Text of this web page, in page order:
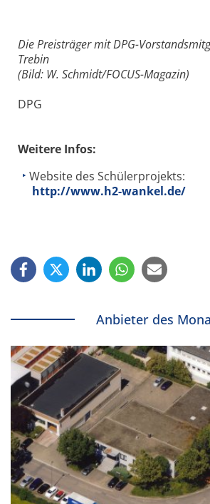
Die Preisträger mit DPG-
Trebin
(Bild: W. Schmidt/FOCUS-Magazin)
DPG
Weitere Infos:
Website des Schülerprojekts:
http://www.h2-wankel.de/
Anbieter des